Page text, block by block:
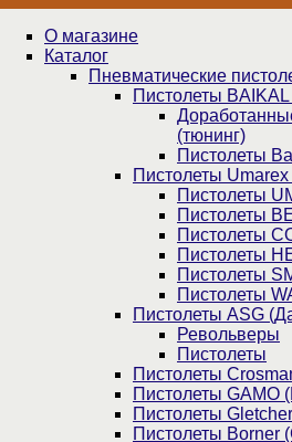
О магазине
Каталог
Пнев­ма­ти­чес­кие
Пистолеты BAIKAL
(тюнинг)
Пистолеты
Пистолеты
Пистолеты
Пистолеты
Пистолеты
Пистолеты
Пистолеты
Пистолеты
Пистолеты ASG
Револьверы
Пистолеты
Пистолеты
Пистолеты GAMO
Пистолеты
Пистолеты